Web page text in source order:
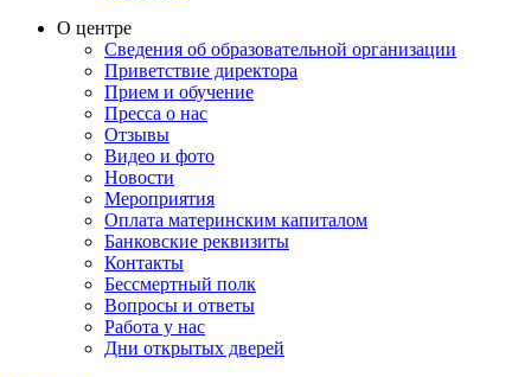
О центре
Сведения об образовательной организации
Приветствие директора
Прием и обучение
Пресса о нас
Отзывы
Видео и фото
Новости
Мероприятия
Оплата материнским капиталом
Банковские реквизиты
Контакты
Бессмертный полк
Вопросы и ответы
Работа у нас
Дни открытых дверей